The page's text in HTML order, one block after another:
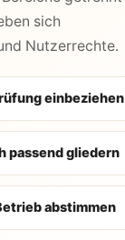
sich
Nutzerrechte.
einbeziehen
passend gliedern
abstimmen